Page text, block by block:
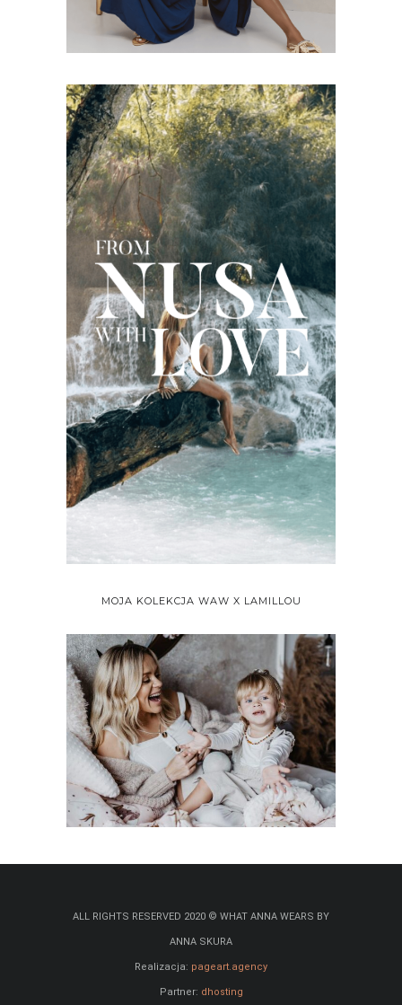
MOJA KOLEKCJA WAW X LAMILLOU
ALL RIGHTS RESERVED 2020 © WHAT ANNA WEARS BY
ANNA SKURA
Realizacja: pageart.agency
Partner: dhosting